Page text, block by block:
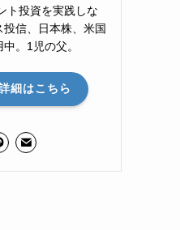
ト投資を実践しな
信、日本株、米国
。1児の父。
細はこちら